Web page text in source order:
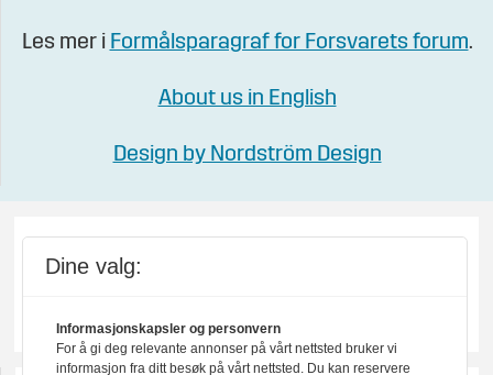
Les mer i Formålsparagraf for Forsvarets forum.
About us in English
Design by Nordström Design
Dine valg:
Informasjonskapsler og personvern
For å gi deg relevante annonser på vårt nettsted bruker vi
informasjon fra ditt besøk på vårt nettsted. Du kan reservere